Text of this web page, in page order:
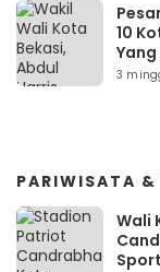
10
3
PARIWISATA &
Wali